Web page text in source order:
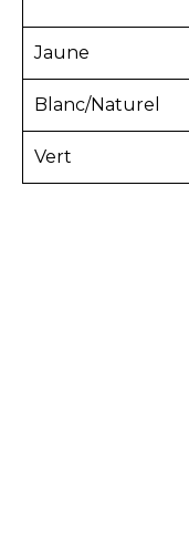
Jaune
Blanc/Naturel
Vert